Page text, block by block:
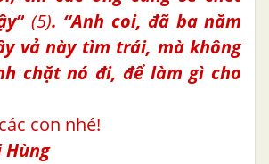
(5). “Anh coi, đã ba năm
vả này tìm trái, mà không
chặt nó đi, để làm gì cho
con nhé!
Hùng